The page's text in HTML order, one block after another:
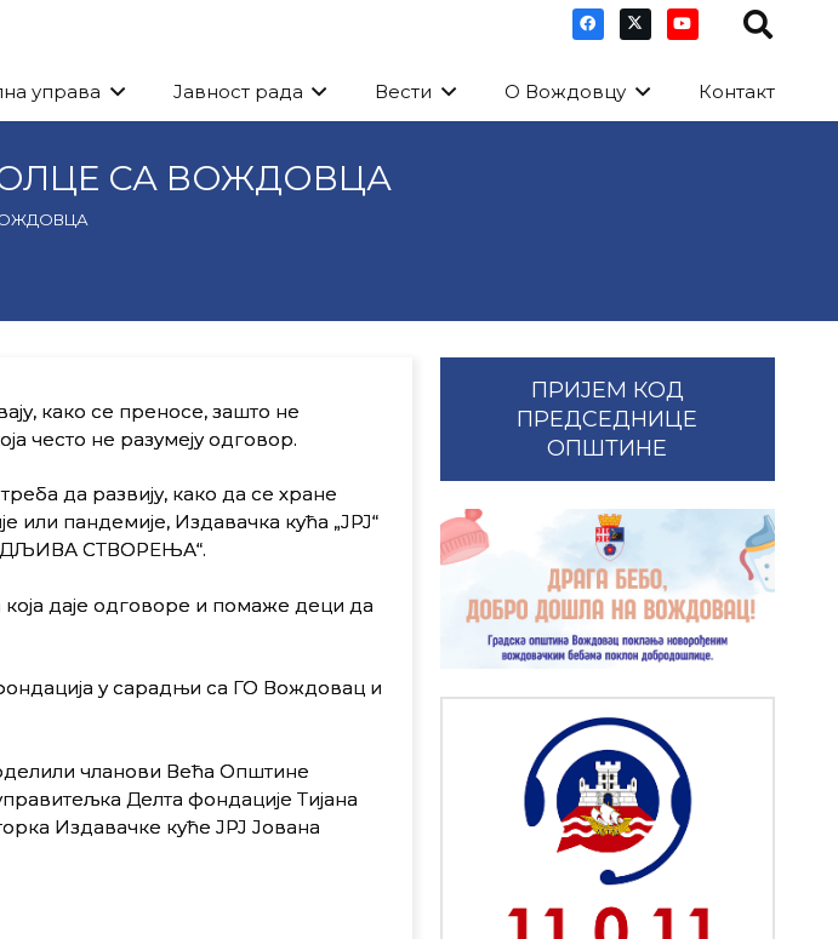
управа Јавност рада Вести О Вождовцу Контакт
СА ВОЖДОВЦА
како се преносе, зашто не
често не разумеју одговор.
да развију, како да се хране
или пандемије, Издавачка кућа „ЈРЈ“
СТВОРЕЊА“.
даје одговоре и помаже деци да
у сарадњи са ГО Вождовац и
чланови Већа Општине
Делта фондације Тијана
Издавачке куће ЈРЈ Јована
ПРИЈЕМ КОД
ПРЕДСЕДНИЦЕ
ОПШТИНЕ